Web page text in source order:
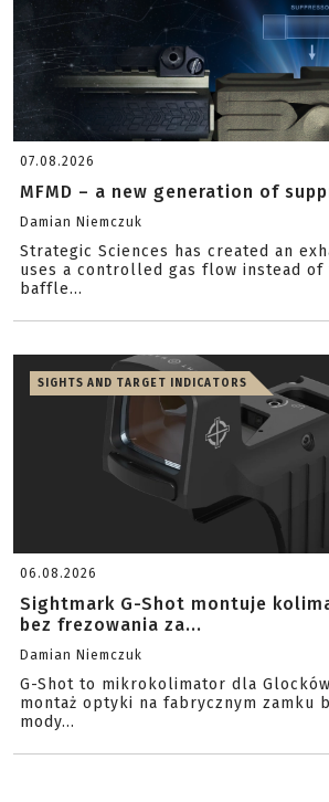
07.08.2026
MFMD – a new generation of
Damian Niemczuk
Strategic Sciences has created an
uses a controlled gas flow instead
baffle...
SIGHTS AND TARGET INDICATORS
06.08.2026
Sightmark G-Shot montuje
bez frezowania za...
Damian Niemczuk
G-Shot to mikrokolimator dla
montaż optyki na fabrycznym zamku
mody...